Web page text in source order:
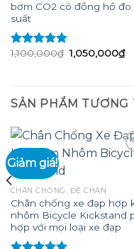
bơm CO2 có đồng hồ đo
suất
Được xếp
1,100,000₫ Giá
gốc
1,050,000₫Giá
SẢN PHẨM TƯƠNG
Giảm giá!
CHÂN CHỐNG, ĐỂ CHÂN
Chân chống xe đạp hợp
nhôm Bicycle Kickstand
hợp với mọi loại xe đạp